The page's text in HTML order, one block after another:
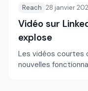
Reach 28 janvier
Vidéo sur
explose
Les vidéos courtes
nouvelles